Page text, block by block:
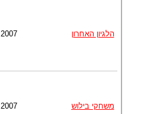
הלגיון האחרון 2007
משחקי בילוש 2007